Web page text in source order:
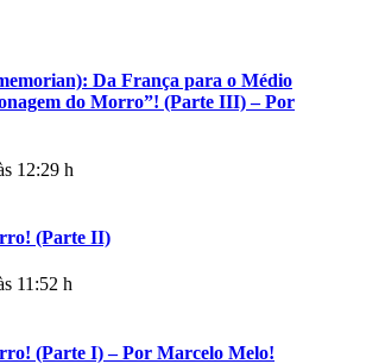
Da França para o Médio
do Morro”! (Parte III) – Por
12:29 h
(Parte II)
11:52 h
(Parte I) – Por Marcelo Melo!